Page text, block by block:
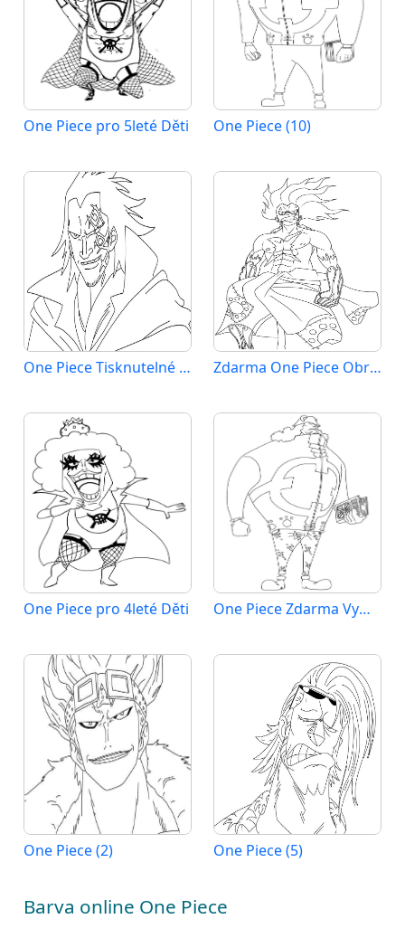
One Piece pro 5leté Děti One Piece (10)
One Piece Tisknutelné pro Děti Zdarma One Piece Obrázek
One Piece pro 4leté Děti One Piece Zdarma Vymalovatelné
One Piece (2) One Piece (5)
Barva online One Piece